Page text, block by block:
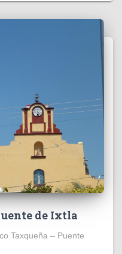
de Ixtla
Taxqueña – Puente